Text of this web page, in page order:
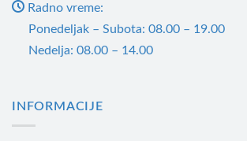
Radno vreme:
Ponedeljak – Subota: 08.00 – 19.00
Nedelja: 08.00 – 14.00
INFORMACIJE